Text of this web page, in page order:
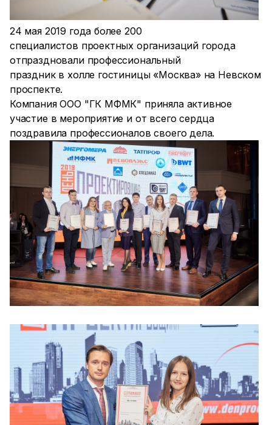
24 мая 2019 года более 200
специалистов проектных организаций города
отпраздновали профессиональный
праздник в холле гостиницы «Москва» на Невском
проспекте.
Компания ООО "ГК МФМК" приняла активное
участие в мероприятие и от всего сердца
поздравила профессионалов своего дела.